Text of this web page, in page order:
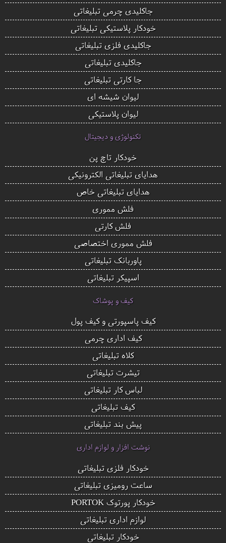
جاکلیدی چرمی تبلیغاتی
خودکار پلاستیکی تبلیغاتی
جاکلیدی فلزی تبلیغاتی
جاکلیدی تبلیغاتی
جا کارتی تبلیغاتی
لیوان شیشه ای
لیوان پلاستیکی
تکنولوژی و دیجیتال
خودکار تاچ پن
هدایای تبلیغاتی الکترونیکی
هدایای تبلیغاتی خاص
فلش مموری
فلش کارتی
فلش مموری اختصاصی
پاوربانک تبلیغاتی
اسپیکر تبلیغاتی
کیف و پوشاک
کیف پاسپورتی و کیف پول
کیف اداری چرمی
کلاه تبلیغاتی
تیشرت تبلیغاتی
لباس کار تبلیغاتی
کیف تبلیغاتی
پیش بند تبلیغاتی
نوشت افزار و لوازم اداری
خودکار فلزی تبلیغاتی
ساعت رومیزی تبلیغاتی
خودکار پورتوک PORTOK
لوازم اداری تبلیغاتی
خودکار تبلیغاتی